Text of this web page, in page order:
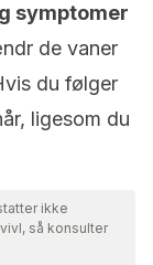
symptomer
de vaner
du følger
ligesom du
ikke
så konsulter